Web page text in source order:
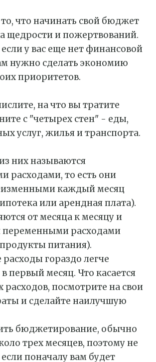
что начинать свой бюджет
щедрости и пожертвований.
у вас еще нет финансовой
нужно сделать экономию
приоритетов.
на что вы тратите
с "четырех стен" - еды,
услуг, жилья и транспорта.
них называются
расходами, то есть они
каждый месяц
или арендная плата).
от месяца к месяцу и
переменными расходами
питания).
гораздо легче
первый месяц. Что касается
посмотрите на свои
и сделайте наилучшую
бюджетирование, обычно
трех месяцев, поэтому не
поначалу вам будет